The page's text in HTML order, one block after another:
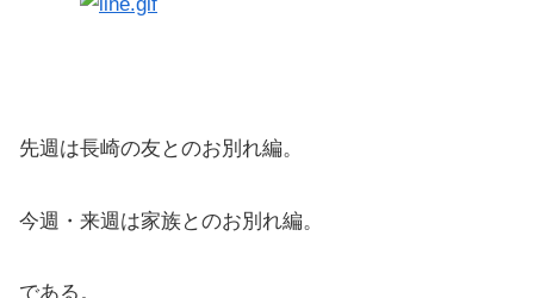
先週は長崎の友とのお別れ編。
今週・来週は家族とのお別れ編。
である。